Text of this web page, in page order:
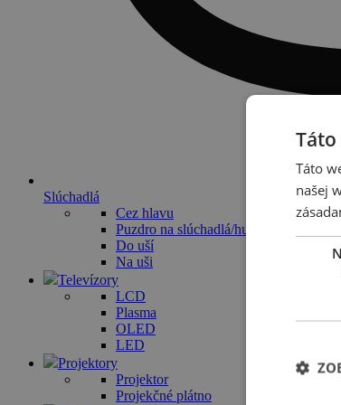
Slúchadlá
Cez hlavu
Puzdro na slúchadlá/hudobný systém
Do uší
Na uši
Televízory
LCD
Plasma
OLED
LED
Projektory
Projektor
Projekčné plátno
Táto
našej